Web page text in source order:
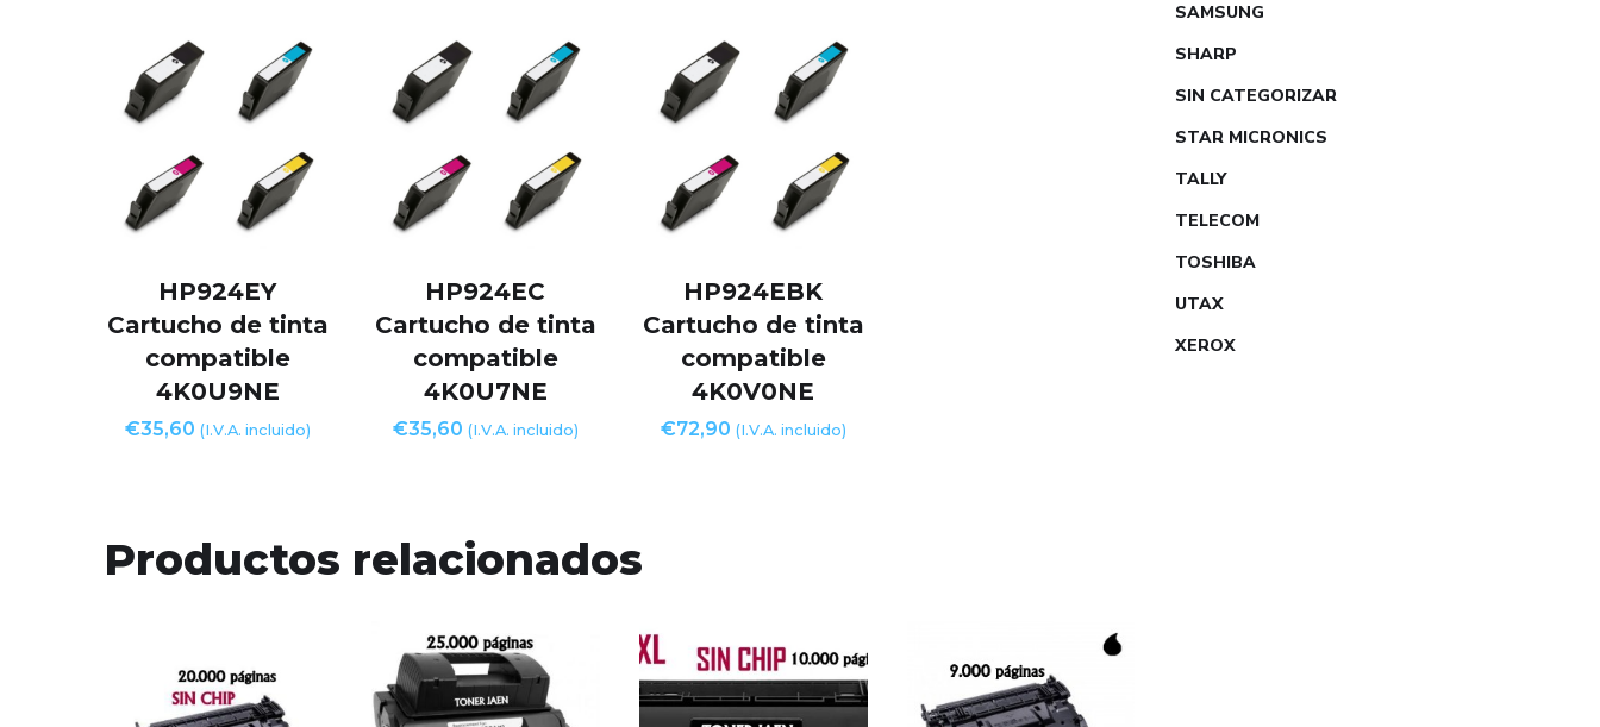
HP924EY
Cartucho de tinta
compatible
4K0U9NE
€35,60 (I.V.A. incluido)
HP924EC
Cartucho de tinta
compatible
4K0U7NE
€35,60 (I.V.A. incluido)
HP924EBK
Cartucho de tinta
compatible
4K0V0NE
€72,90 (I.V.A. incluido)
Productos relacionados
SAMSUNG
SHARP
SIN CATEGORIZAR
STAR MICRONICS
TALLY
TELECOM
TOSHIBA
UTAX
XEROX